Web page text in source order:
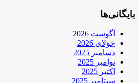
بایگانی‌ها
آگوست 2026
جولای 2026
دسامبر 2025
نوامبر 2025
اکتبر 2025
سپتامبر 2025